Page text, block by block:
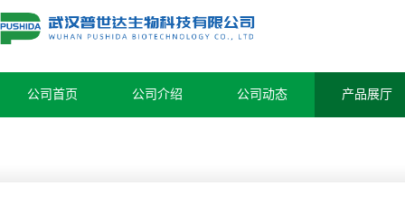
公司首页 公司介绍 公司动态 产品展厅